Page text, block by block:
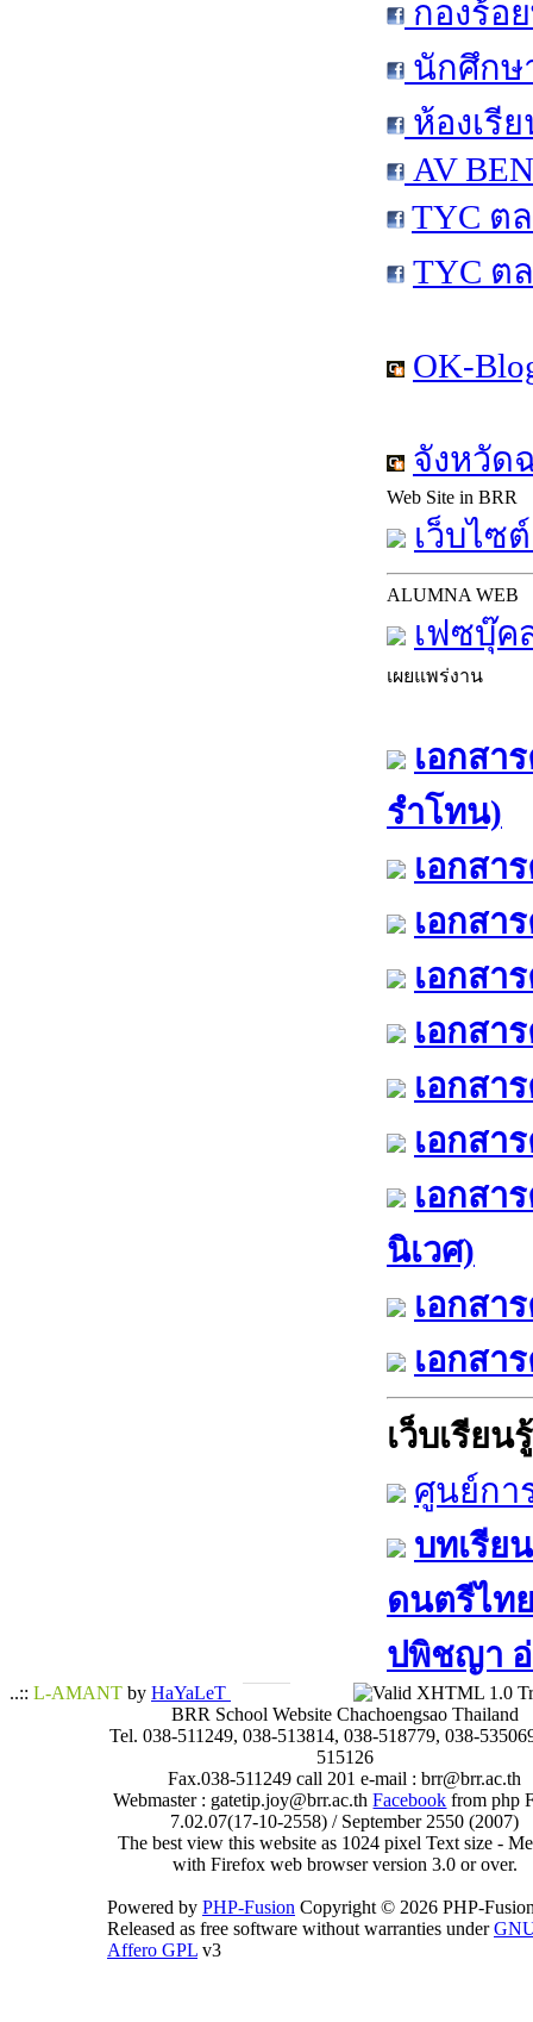
กองร้อ
นักศึกษ
ห้องเรี
AV
TYC ต
TYC ต
OK-
จังหวัด
Web Site in BRR
เว็บไซ
ALUMNA WEB
เฟซบุ๊ค
เผยแพร่งาน
เอกสา
รำโทน)
เอกสา
เอกสา
เอกสา
เอกสา
เอกสา
เอกสา
เอกสา
นิเวศ)
เอกสา
เอกสา
เว็บเรียนรู้
ศูนย์กา
บทเรีย
ดนตรีไท
ปพิชญา​ อ่
..:: L-AMANT by HaYaLeT
BRR School Website Chachoengsao Thailand
Tel. 038-511249, 038-513814, 038-518779, 038-
515126
Fax.038-511249 call 201 e-mail : brr@brr.ac.th
Webmaster : gatetip.joy@brr.ac.thFacebook from php
7.02.07(17-10-2558) / September 2550 (2007)
The best view this website as 1024 pixel Text size -
with Firefox web browser version 3.0 or over.
Powered by PHP-Fusion Copyright © 2026 PHP-
Released as free software without warranties under
Affero GPL v3